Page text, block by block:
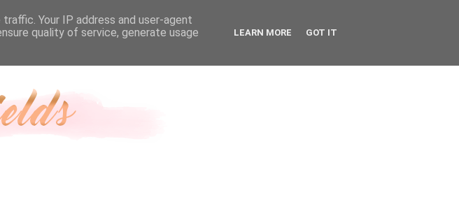
Your IP address and user-agent
quality of service, generate usage
LEARN MORE GOT IT